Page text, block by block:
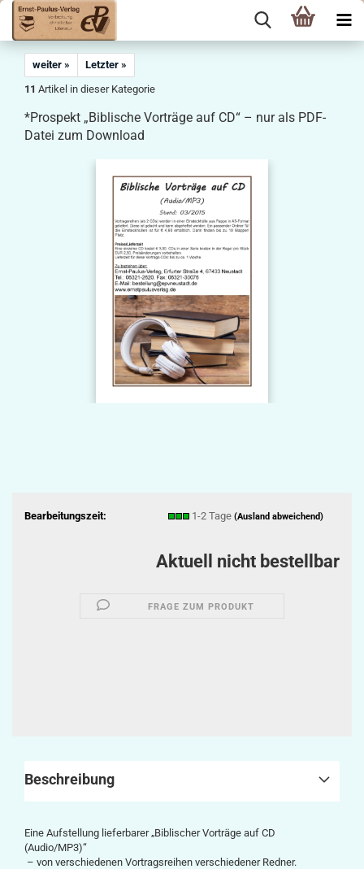
weiter »
Letzter »
11 Artikel in dieser Kategorie
*Prospekt „Biblische Vorträge auf CD“ – nur als PDF-
Datei zum Download
Bearbeitungszeit: 1-2 Tage (Ausland abweichend)
Aktuell nicht bestellbar
FRAGE ZUM PRODUKT
Beschreibung
Eine Aufstellung lieferbarer „Biblischer Vorträge auf CD
(Audio/MP3)“
– von verschiedenen Vortragsreihen verschiedener Redner.